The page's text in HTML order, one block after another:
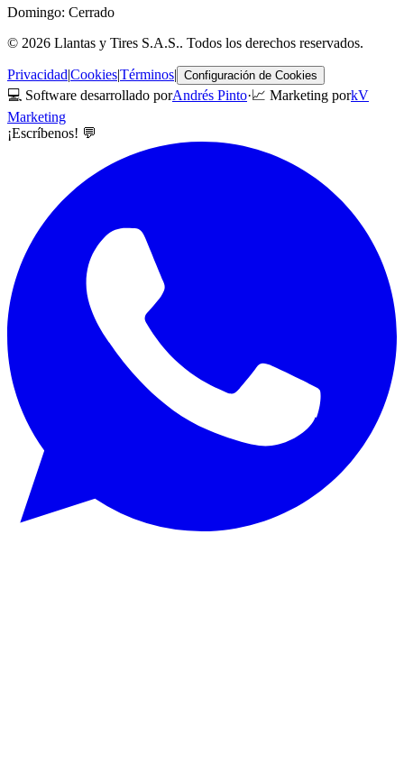
Domingo: Cerrado
© 2026 Llantas y Tires S.A.S.. Todos los derechos reservados.
Privacidad|Cookies|Términos| Configuración de Cookies
💻 Software desarrollado porAndrés Pinto·📈 Marketing porkV
Marketing
¡Escríbenos! 💬